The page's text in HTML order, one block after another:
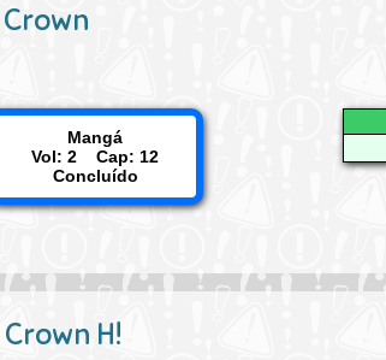
Mangá
Vol: 2 Cap: 12
Concluído
H!